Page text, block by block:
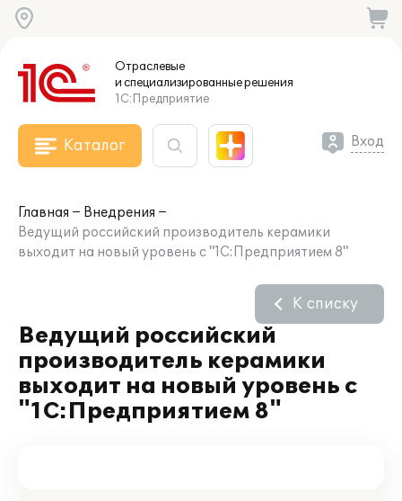
Отраслевые
и специализированныерешения
1С:Предприятие
Каталог Вход
Главная
Внедрения
Ведущий российский производитель керамики
выходит на новый уровень с "1С:Предприятием 8"
Ведущий российский
производитель керамики
выходит на новый уровень с
"1С:Предприятием 8"
К списку